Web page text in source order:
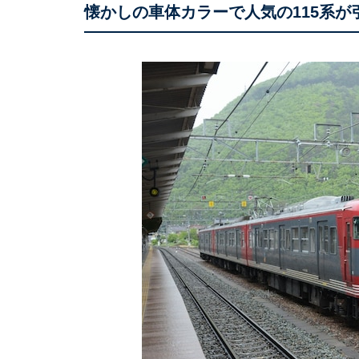
懐かしの車体カラーで人気の115系